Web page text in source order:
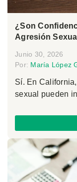
¿Son
Agresión
Junio 30, 2026
Por: María López
Sí. En
sexual pueden